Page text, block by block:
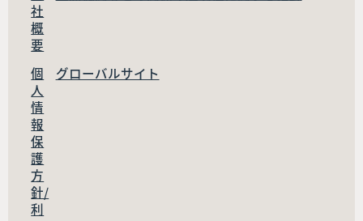
社
概
要
個
人
情
報
保
護
方
針/
利
グローバルサイト